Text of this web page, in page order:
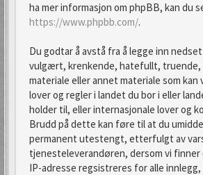
ha mer informasjon om phpBB, kan du
https://www.phpbb.com/.
Du godtar å avstå fra å legge inn
vulgært, krenkende, hatefullt,
materiale eller annet materiale som
lover og regler i landet du bor i eller
holder til, eller internasjonale lover og
Brudd på dette kan føre til at du
permanent utestengt, etterfulgt av
tjenesteleverandøren, dersom vi
IP-adresse regsistreres for alle